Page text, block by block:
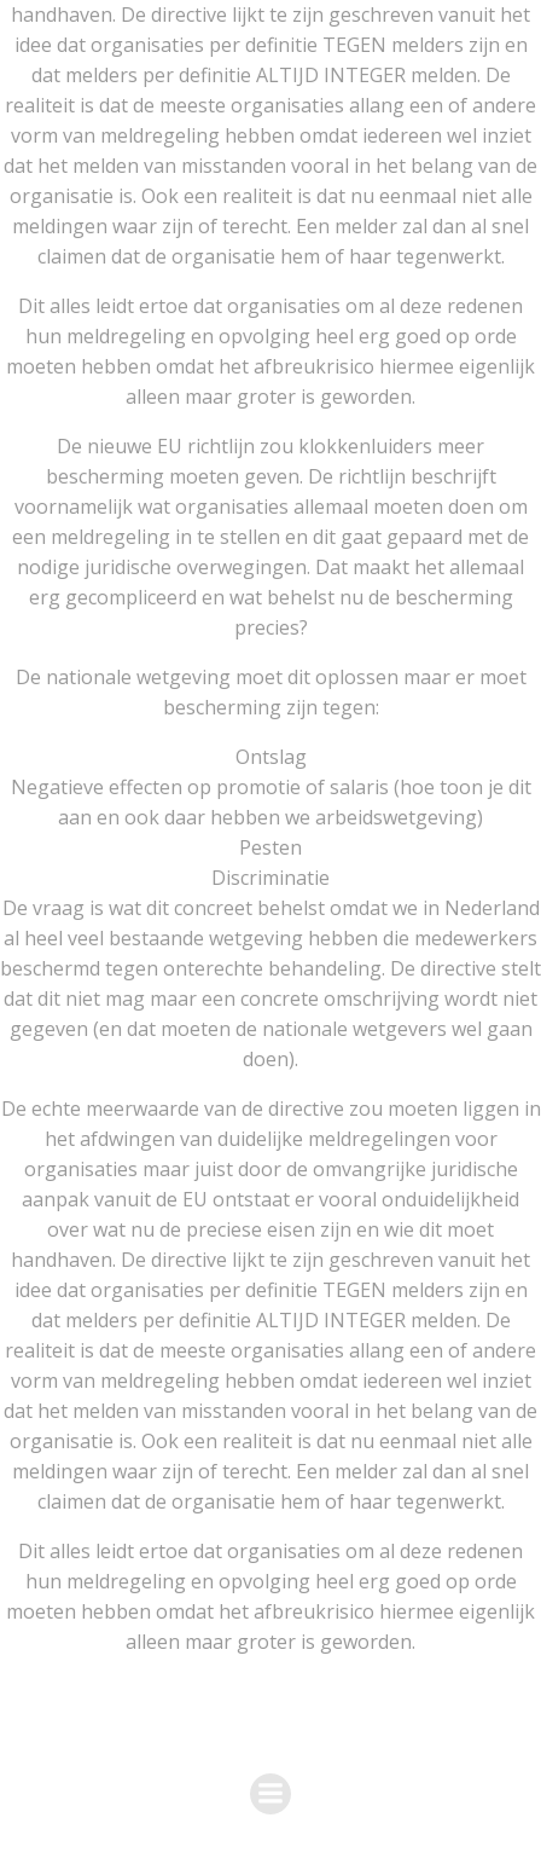
handhaven. De directive lijkt te zijn geschreven vanuit het
idee dat organisaties per definitie TEGEN melders zijn en
dat melders per definitie ALTIJD INTEGER melden. De
realiteit is dat de meeste organisaties allang een of andere
vorm van meldregeling hebben omdat iedereen wel inziet
dat het melden van misstanden vooral in het belang van de
organisatie is. Ook een realiteit is dat nu eenmaal niet alle
meldingen waar zijn of terecht. Een melder zal dan al snel
claimen dat de organisatie hem of haar tegenwerkt.
Dit alles leidt ertoe dat organisaties om al deze redenen
hun meldregeling en opvolging heel erg goed op orde
moeten hebben omdat het afbreukrisico hiermee eigenlijk
alleen maar groter is geworden.
De nieuwe EU richtlijn zou klokkenluiders meer
bescherming moeten geven. De richtlijn beschrijft
voornamelijk wat organisaties allemaal moeten doen om
een meldregeling in te stellen en dit gaat gepaard met de
nodige juridische overwegingen. Dat maakt het allemaal
erg gecompliceerd en wat behelst nu de bescherming
precies?
De nationale wetgeving moet dit oplossen maar er moet
bescherming zijn tegen:
Ontslag
Negatieve effecten op promotie of salaris (hoe toon je dit
aan en ook daar hebben we arbeidswetgeving)
Pesten
Discriminatie
De vraag is wat dit concreet behelst omdat we in Nederland
al heel veel bestaande wetgeving hebben die medewerkers
beschermd tegen onterechte behandeling. De directive stelt
dat dit niet mag maar een concrete omschrijving wordt niet
gegeven (en dat moeten de nationale wetgevers wel gaan
doen).
De echte meerwaarde van de directive zou moeten liggen in
het afdwingen van duidelijke meldregelingen voor
organisaties maar juist door de omvangrijke juridische
aanpak vanuit de EU ontstaat er vooral onduidelijkheid
over wat nu de preciese eisen zijn en wie dit moet
handhaven. De directive lijkt te zijn geschreven vanuit het
idee dat organisaties per definitie TEGEN melders zijn en
dat melders per definitie ALTIJD INTEGER melden. De
realiteit is dat de meeste organisaties allang een of andere
vorm van meldregeling hebben omdat iedereen wel inziet
dat het melden van misstanden vooral in het belang van de
organisatie is. Ook een realiteit is dat nu eenmaal niet alle
meldingen waar zijn of terecht. Een melder zal dan al snel
claimen dat de organisatie hem of haar tegenwerkt.
Dit alles leidt ertoe dat organisaties om al deze redenen
hun meldregeling en opvolging heel erg goed op orde
moeten hebben omdat het afbreukrisico hiermee eigenlijk
alleen maar groter is geworden.